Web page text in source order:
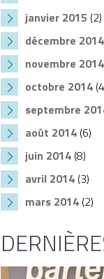
janvier 2015 (2)
décembre 2014
novembre 2014
octobre 2014
septembre
août 2014(6)
juin 2014(8)
avril 2014(3)
mars 2014(2)